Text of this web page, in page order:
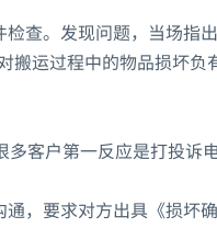
查。发现问题，当场
搬运过程中的物品损坏
客户第一反应是打投诉
，要求对方出具《损